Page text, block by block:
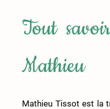
Tout
Mathieu
Mathieu Tissot est la